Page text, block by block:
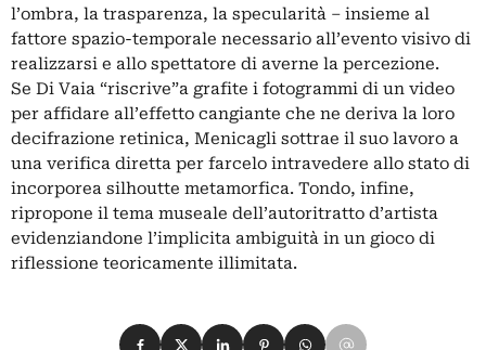
l’ombra, la trasparenza, la specularità – insieme al
fattore spazio-temporale necessario all’evento visivo di
realizzarsi e allo spettatore di averne la percezione.
Se Di Vaia “riscrive”a grafite i fotogrammi di un video
per affidare all’effetto cangiante che ne deriva la loro
decifrazione retinica, Menicagli sottrae il suo lavoro a
una verifica diretta per farcelo intravedere allo stato di
incorporea silhoutte metamorfica. Tondo, infine,
ripropone il tema museale dell’autoritratto d’artista
evidenziandone l’implicita ambiguità in un gioco di
riflessione teoricamente illimitata.
Condividi su Facebook
Condividi su X
Condividi su LinkedIn
Condividi su Pinterest
Condividi su WhatsApp
Condividi su Email